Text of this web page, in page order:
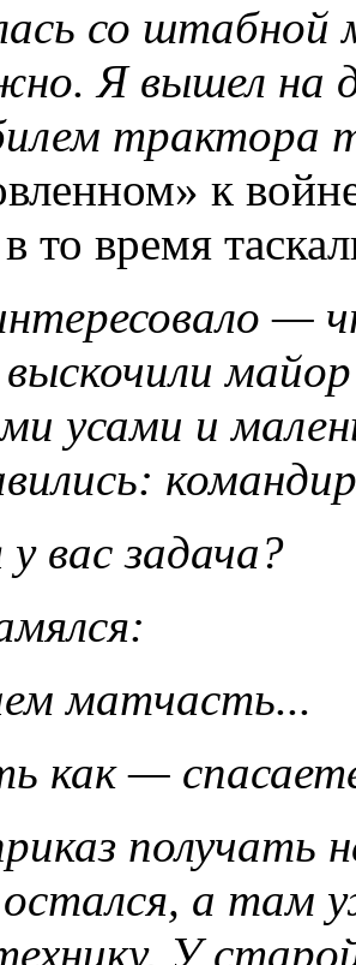
со
Я вышел на
трактора
к
то время
—
усами и
вас задача?
матчасть...
как —
получать
остался, а
У